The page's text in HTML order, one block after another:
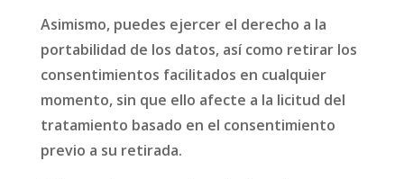
Asimismo, puedes ejercer el derecho a la
portabilidad de los datos, así como retirar los
consentimientos facilitados en cualquier
momento, sin que ello afecte a la licitud del
tratamiento basado en el consentimiento
previo a su retirada.